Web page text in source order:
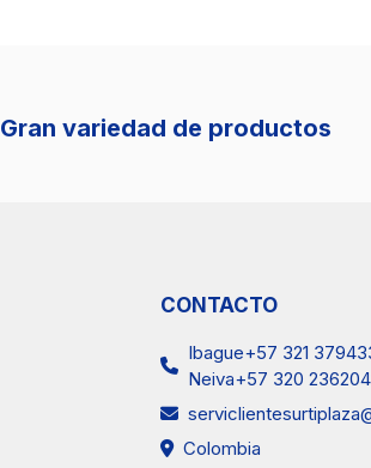
Gran variedad de productos
CONTACTO
Ibague+57 321
Neiva+57 320
Colombia